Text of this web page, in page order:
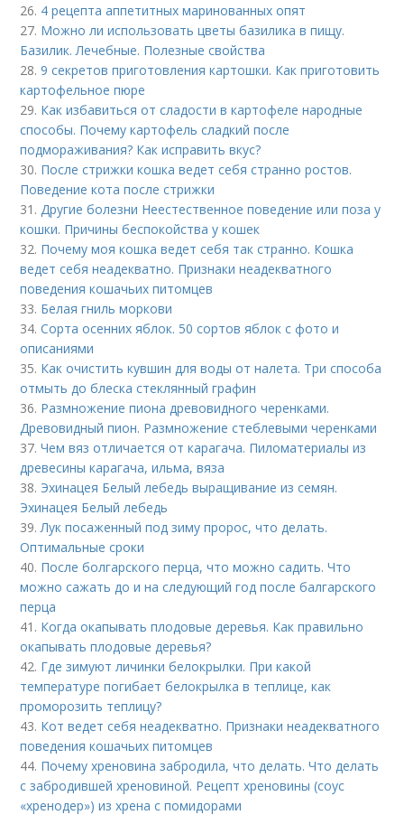
26. 4 рецепта аппетитных маринованных опят
27. Можно ли использовать цветы базилика в пищу.
Базилик. Лечебные. Полезные свойства
28.9 секретов приготовления картошки. Как приготовить
картофельное пюре
29. Как избавиться от сладости в картофеле народные
способы. Почему картофель сладкий после
подмораживания? Как исправить вкус?
30. После стрижки кошка ведет себя странно ростов.
Поведение кота после стрижки
31.Другие болезни Неестественное поведение или поза у
кошки. Причины беспокойства у кошек
32. Почему моя кошка ведет себя так странно. Кошка
ведет себя неадекватно. Признаки неадекватного
поведения кошачьих питомцев
33. Белая гниль моркови
34.Сорта осенних яблок. 50 сортов яблок с фото и
описаниями
35. Как очистить кувшин для воды от налета. Три способа
отмыть до блеска стеклянный графин
36. Размножение пиона древовидного черенками.
Древовидный пион. Размножение стеблевыми черенками
37.Чем вяз отличается от карагача. Пиломатериалы из
древесины карагача, ильма, вяза
38. Эхинацея Белый лебедь выращивание из семян.
Эхинацея Белый лебедь
39.Лук посаженный под зиму пророс, что делать.
Оптимальные сроки
40. После болгарского перца, что можно садить. Что
можно сажать до и на следующий год после балгарского
перца
41. Когда окапывать плодовые деревья. Как правильно
окапывать плодовые деревья?
42. Где зимуют личинки белокрылки. При какой
температуре погибает белокрылка в теплице, как
проморозить теплицу?
43. Кот ведет себя неадекватно. Признаки неадекватного
поведения кошачьих питомцев
44. Почему хреновина забродила, что делать. Что делать
с забродившей хреновиной. Рецепт хреновины (соус
«хренодер») из хрена с помидорами